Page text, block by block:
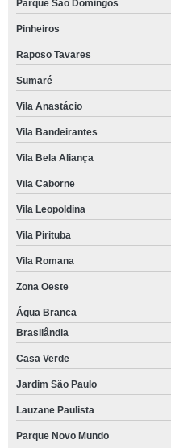
Parque São Domingos
Pinheiros
Raposo Tavares
Sumaré
Vila Anastácio
Vila Bandeirantes
Vila Bela Aliança
Vila Caborne
Vila Leopoldina
Vila Pirituba
Vila Romana
Zona Oeste
Água Branca
Brasilândia
Casa Verde
Jardim São Paulo
Lauzane Paulista
Parque Novo Mundo